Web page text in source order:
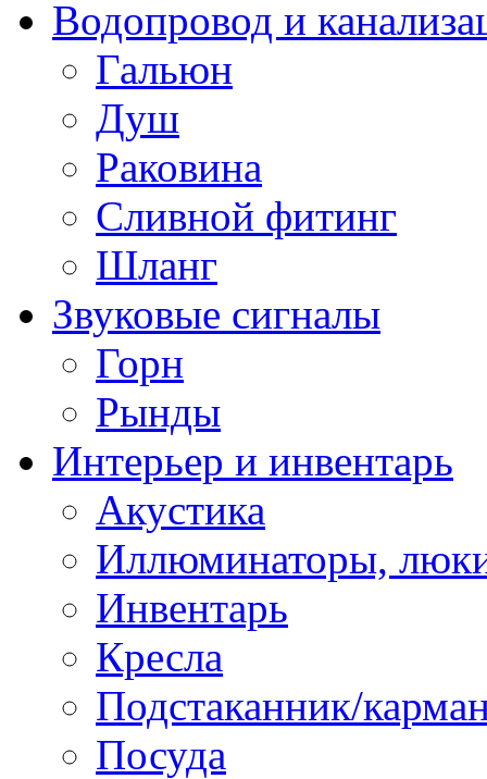
Водопровод и
Гальюн
Душ
Раковина
Сливной фитинг
Шланг
Звуковые сигналы
Горн
Рынды
Интерьер и инвентарь
Акустика
Иллюминаторы,
Инвентарь
Кресла
Подстаканник/
Посуда